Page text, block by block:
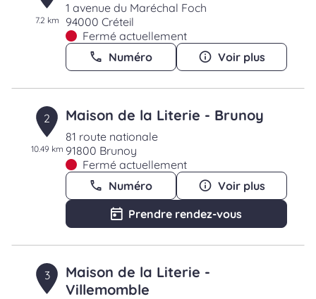
7.2 km
1 avenue du Maréchal Foch
94000 Créteil
Fermé actuellement
Numéro
Voir plus
2
10.49 km
Maison de la Literie - Brunoy
81 route nationale
91800 Brunoy
Fermé actuellement
Numéro
Voir plus
Prendre rendez-vous
3
Maison de la Literie -
Villemomble